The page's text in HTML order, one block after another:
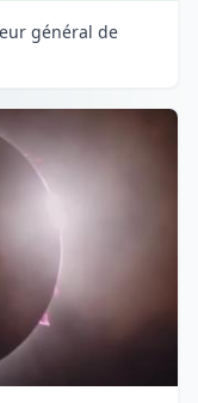
général de